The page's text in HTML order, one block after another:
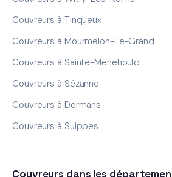
Couvreurs à Tinqueux
Couvreurs à Mourmelon-Le-Grand
Couvreurs à Sainte-Menehould
Couvreurs à Sézanne
Couvreurs à Dormans
Couvreurs à Suippes
Couvreurs dans les